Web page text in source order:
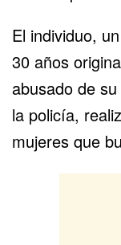
El individuo,
30 años
abusado de
la policía,
mujeres que